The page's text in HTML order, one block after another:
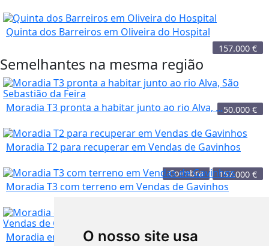
O nosso site usa
157.000 €
Quinta dos Barreiros em Oliveira do Hospital
50.000 €
Semelhantes na mesma região
Moradia T3 pronta a habitar junto ao rio Alva, ...
Coimbra 157.000 €
Moradia T2 para recuperar em Vendas de Gavinhos
Moradia T3 com terreno em Vendas de Gavinhos
Moradia em pedra de granito para recuperar nas ...